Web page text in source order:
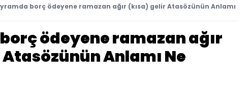
borç ödeyene ramazan ağır (kısa) gelir Atasözünün Anlamı
ödeyene ramazan ağır
Anlamı Ne